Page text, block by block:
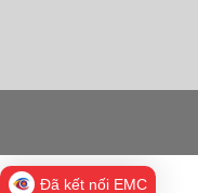
Đã kết nối EMC